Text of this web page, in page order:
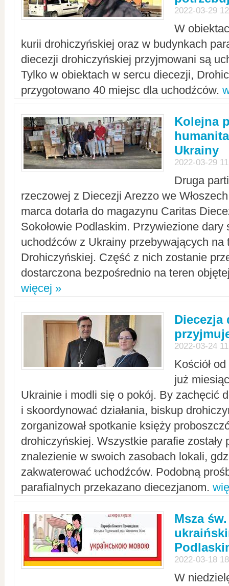
2022-03-29
W
kurii drohiczyńskiej oraz w budynkach
diecezji drohiczyńskiej przyjmowani są
Tylko w obiektach w sercu diecezji,
przygotowano 40 miejsc dla uchodźców.
Kolejna
Ukrainy
2022-03-29
Druga
rzeczowej z Diecezji Arezzo we
marca dotarła do magazynu Caritas
Sokołowie Podlaskim. Przywiezione dary
uchodźców z Ukrainy przebywających na
Drohiczyńskiej. Część z nich zostanie
dostarczona bezpośrednio na teren
więcej »
Diecezja
2022-03-24
Kościół
już
Ukrainie i modli się o pokój. By zachęcić
i skoordynować działania, biskup
zorganizował spotkanie księży
drohiczyńskiej. Wszystkie parafie zostały
znalezienie w swoich zasobach lokali,
zakwaterować uchodźców. Podobną
parafialnych przekazano diecezjanom.
Msza
2022-03-18
W